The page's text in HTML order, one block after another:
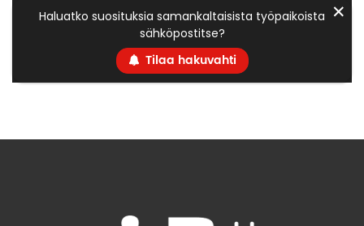
Haluatko suosituksia samankaltaisista työpaikoista
sähköpostitse?
Tilaa hakuvahti
✕